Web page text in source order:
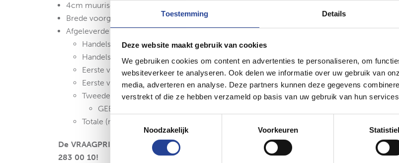
Toestemming Details
Deze website maakt gebruik van cookies
We gebruiken cookies om content en advertenties te personaliseren, om
websiteverkeer te analyseren. Ook delen we informatie over uw gebruik van
media, adverteren en analyse. Deze partners kunnen deze gegevens
verstrekt of die ze hebben verzameld op basis van uw gebruik van hun
Toestemmingsselectie
Noodzakelijk
Voorkeuren
4cm muurisolatie,
Brede voorgevel van 15,18 meter,
Afgeleverde EPC-rapporten:
Handelspand links: D-label
Handelspand rechts: B-label
Eerste verdieping links: C-label – Score 290
Eerste verdieping rechts: B-label – Score 122
Tweede verdieping: B-label – Score 158
GEEN renovatieverplichting!
Totale (mogelijke) huuropbrengst: ca. €58.000 per jaar.
De VRAAGPRIJS, de exacte HUURPRIJZEN, meer FOTO’S en/of een BEZOEK TER
283 00 10!